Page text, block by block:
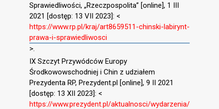
Sprawiedliwości, „Rzeczpospolita” [online], 1 III
2021 [dostęp: 13 VII 2023]: <
https://www.rp.pl/kraj/art8659511-chinski-labirynt-
prawa-i-sprawiedliwosci
>.
IX Szczyt Przywódców Europy
Środkowowschodniej i Chin z udziałem
Prezydenta RP, Prezydent.pl [online], 9 II 2021
[dostęp: 13 XII 2023]: <
https://www.prezydent.pl/aktualnosci/wydarzenia/